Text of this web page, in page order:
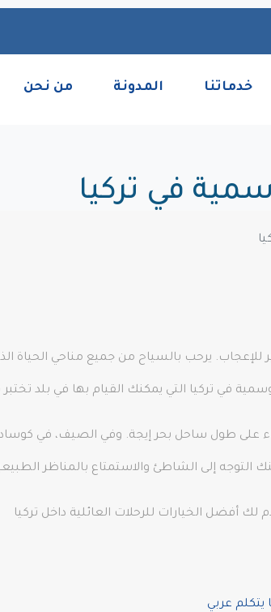
خدماتنا المدونة من نحن
في تركيا
يرحب بالسياح من جميع مناحي الحياة
في تركيا التي يمكنك القيام بها في بلد
على طول ساحل بحر إيجة. وفي الصيف، في
التوجه إلى الشاطئ والاستمتاع بالمناظر
لك أفضل الخيارات للرحلات العائلية داخل تركيا
يتكلم عربي